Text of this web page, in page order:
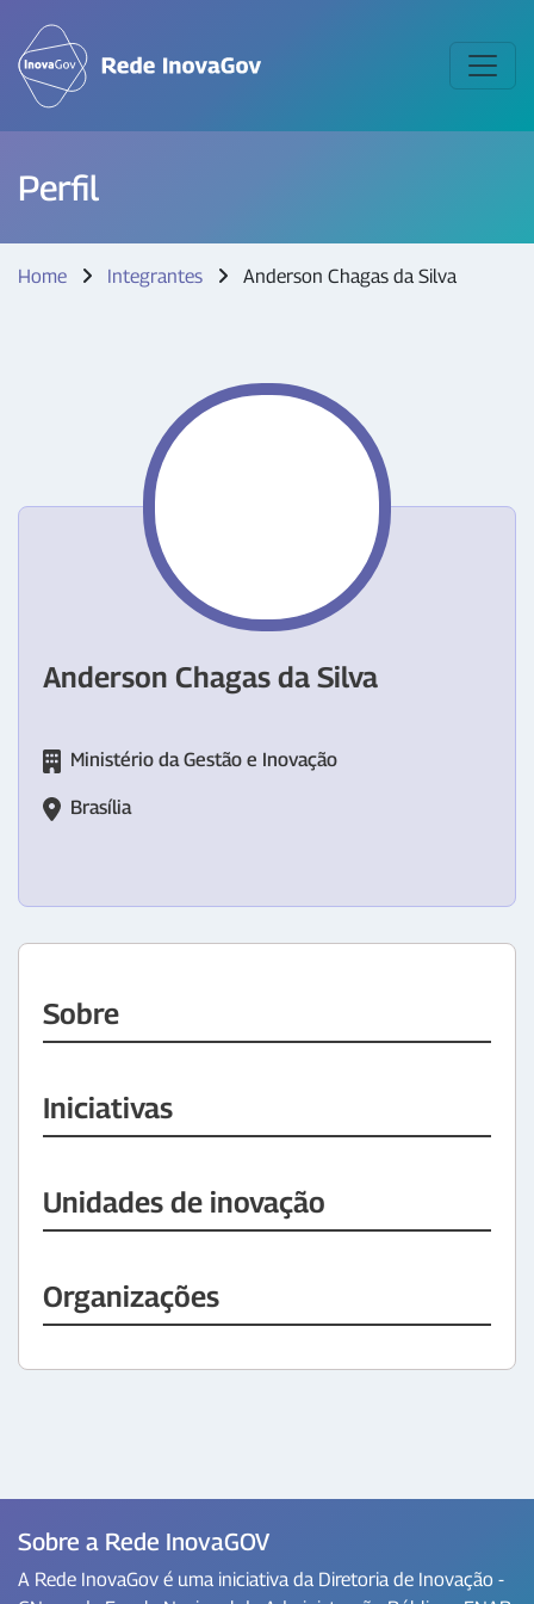
Perfil
Home Integrantes Anderson Chagas da Silva
Anderson Chagas da Silva
Ministério da Gestão e Inovação
Brasília
Sobre
Iniciativas
Unidades de inovação
Organizações
Sobre a Rede InovaGOV
A Rede InovaGov é uma iniciativa da Diretoria de Inovação -